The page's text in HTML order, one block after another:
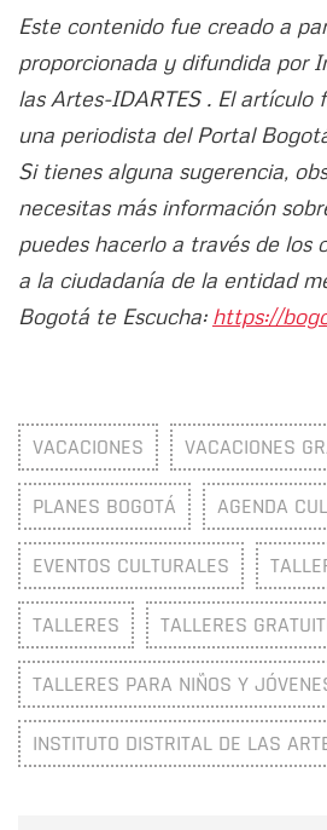
Este contenido fue creado a
proporcionada y difundida por
las Artes-IDARTES . El artículo
una periodista del Portal
Si tienes alguna sugerencia,
necesitas más información
puedes hacerlo a través de los
a la ciudadanía de la entidad
Bogotá te Escucha: https://
VACACIONES VACACIONES
PLANES BOGOTÁ AGENDA
EVENTOS CULTURALES
TALLERES TALLERES
TALLERES PARA NIÑOS Y
INSTITUTO DISTRITAL DE LAS